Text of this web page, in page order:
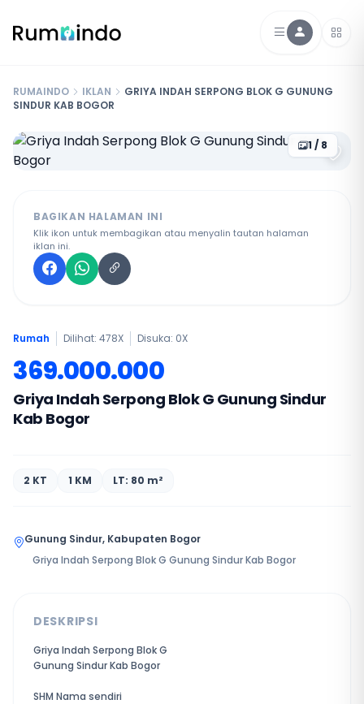
RUMAINDO IKLAN
GRIYA INDAH SERPONG BLOK G GUNUNG
SINDUR KAB BOGOR
1 / 8
BAGIKAN HALAMAN INI
Klik ikon untuk membagikan atau menyalin tautan halaman
iklan ini.
Rumah Dilihat: 478X Disuka: 0X
369.000.000
Griya Indah Serpong Blok G Gunung Sindur
Kab Bogor
2 KT 1 KM LT: 80 m²
Gunung Sindur, Kabupaten Bogor
Griya Indah Serpong Blok G Gunung Sindur Kab Bogor
DESKRIPSI
Griya Indah Serpong Blok G
Gunung Sindur Kab Bogor
SHM Nama sendiri